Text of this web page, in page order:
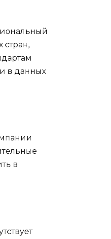
стран,
в данных
в